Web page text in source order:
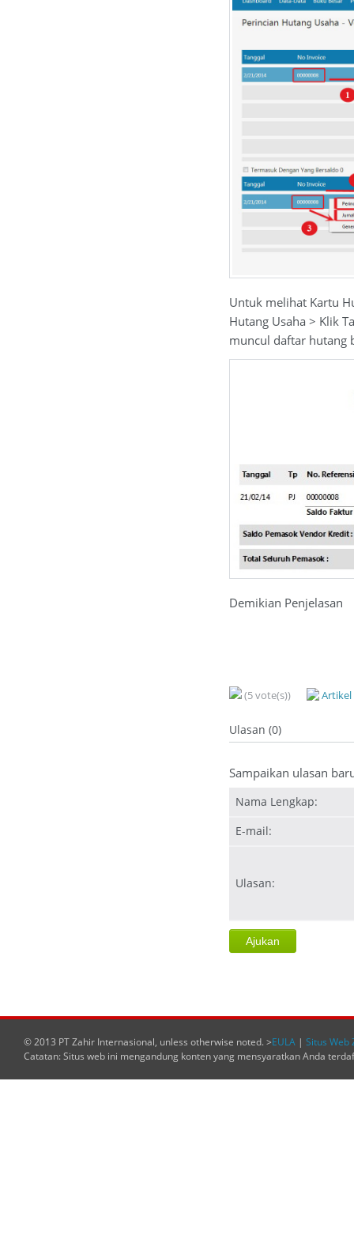
Untuk melihat Kartu
Hutang Usaha > Klik
muncul daftar hutang
Demikian Penjelasan
(5 vote(s))
Ulasan (0)
Sampaikan ulasan
Nama Lengkap:
E-mail:
Ulasan:
© 2013 PT Zahir Internasional, unless otherwise noted. >EULA | Situs Web
Catatan: Situs web ini mengandung konten yang mensyaratkan Anda